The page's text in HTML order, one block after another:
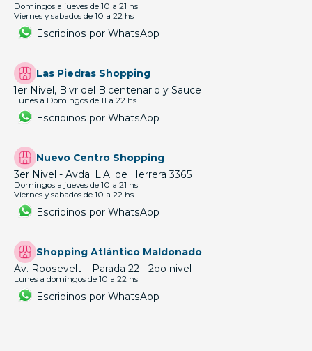
Domingos a jueves de 10 a 21 hs
Viernes y sabados de 10 a 22 hs
Escribinos por WhatsApp
Las Piedras Shopping
1er Nivel, Blvr del Bicentenario y Sauce
Lunes a Domingos de 11 a 22 hs
Escribinos por WhatsApp
Nuevo Centro Shopping
3er Nivel - Avda. L.A. de Herrera 3365
Domingos a jueves de 10 a 21 hs
Viernes y sabados de 10 a 22 hs
Escribinos por WhatsApp
Shopping Atlántico Maldonado
Av. Roosevelt – Parada 22 - 2do nivel
Lunes a domingos de 10 a 22 hs
Escribinos por WhatsApp